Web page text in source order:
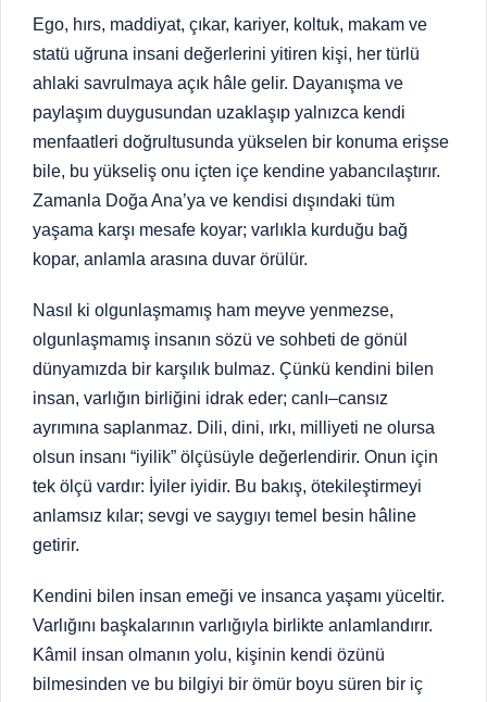
Ego, hırs, maddiyat, çıkar, kariyer, koltuk, makam ve
statü uğruna insani değerlerini yitiren kişi, her türlü
ahlaki savrulmaya açık hâle gelir. Dayanışma ve
paylaşım duygusundan uzaklaşıp yalnızca kendi
menfaatleri doğrultusunda yükselen bir konuma erişse
bile, bu yükseliş onu içten içe kendine yabancılaştırır.
Zamanla Doğa Ana’ya ve kendisi dışındaki tüm
yaşama karşı mesafe koyar; varlıkla kurduğu bağ
kopar, anlamla arasına duvar örülür.
Nasıl ki olgunlaşmamış ham meyve yenmezse,
olgunlaşmamış insanın sözü ve sohbeti de gönül
dünyamızda bir karşılık bulmaz. Çünkü kendini bilen
insan, varlığın birliğini idrak eder; canlı–cansız
ayrımına saplanmaz. Dili, dini, ırkı, milliyeti ne olursa
olsun insanı “iyilik” ölçüsüyle değerlendirir. Onun için
tek ölçü vardır: İyiler iyidir. Bu bakış, ötekileştirmeyi
anlamsız kılar; sevgi ve saygıyı temel besin hâline
getirir.
Kendini bilen insan emeği ve insanca yaşamı yüceltir.
Varlığını başkalarının varlığıyla birlikte anlamlandırır.
Kâmil insan olmanın yolu, kişinin kendi özünü
bilmesinden ve bu bilgiyi bir ömür boyu süren bir iç